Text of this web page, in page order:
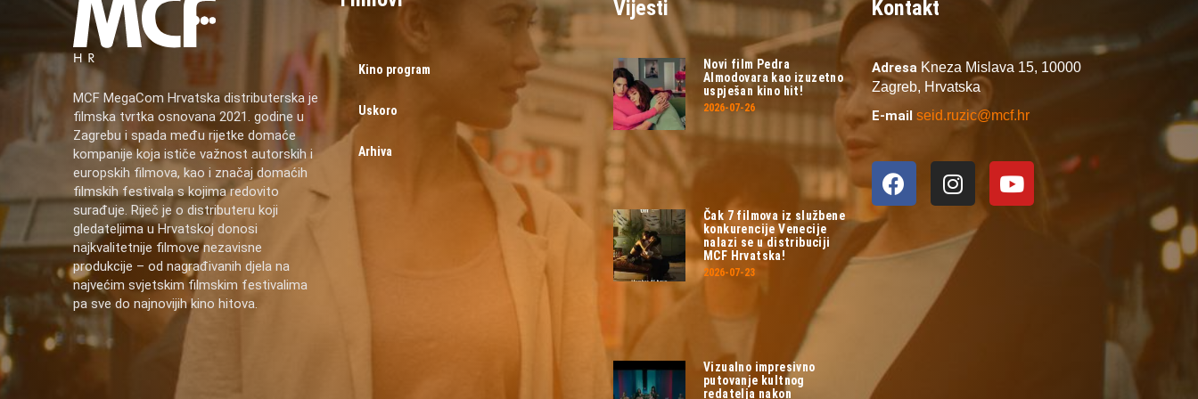
MCF MegaCom Hrvatska distributerska je
filmska tvrtka osnovana 2021. godine u
Zagrebu i spada među rijetke domaće
kompanije koja ističe važnost autorskih i
europskih filmova, kao i značaj domaćih
filmskih festivala s kojima redovito
surađuje. Riječ je o distributeru koji
gledateljima u Hrvatskoj donosi
najkvalitetnije filmove nezavisne
produkcije – od nagrađivanih djela na
najvećim svjetskim filmskim festivalima
pa sve do najnovijih kino hitova.
Kino program
Uskoro
Arhiva
Vijesti
Novi film Pedra
Almodovara kao izuzetno
uspješan kino hit!
2026-07-26
Čak 7 filmova iz službene
konkurencije Venecije
nalazi se u distribuciji
MCF Hrvatska!
2026-07-23
Vizualno impresivno
putovanje kultnog
redatelja nakon
Kontakt
Adresa Kneza Mislava 15, 10000
Zagreb, Hrvatska
E-mail seid.ruzic@mcf.hr